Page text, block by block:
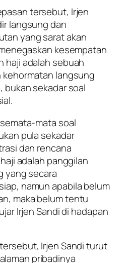
tersebut, Irjen
langsung dan
yang sarat akan
kesempatan
haji adalah sebuah
langsung
bukan sekadar soal
mata soal
pula sekadar
dan rencana
adalah panggilan
yang secara
namun apabila belum
maka belum tentu
Irjen Sandi di hadapan
Irjen Sandi turut
pribadinya